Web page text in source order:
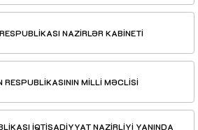
NAZİRLƏR KABİNETİ
RESPUBLİKASININ MİLLİ MƏCLİSİ
İQTİSADİYYAT NAZİRLİYİ YANINDA